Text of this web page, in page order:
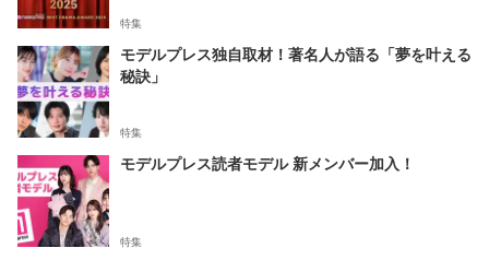
特集
モデルプレス独自取材！著名人が語る「夢を叶える
秘訣」
特集
モデルプレス読者モデル 新メンバー加入！
特集